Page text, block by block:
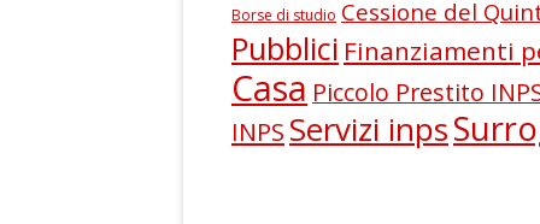
v
Borse di studio Cessione del
Pubblici Finanziamenti
Casa Piccolo Prestito
INPS Servizi inps